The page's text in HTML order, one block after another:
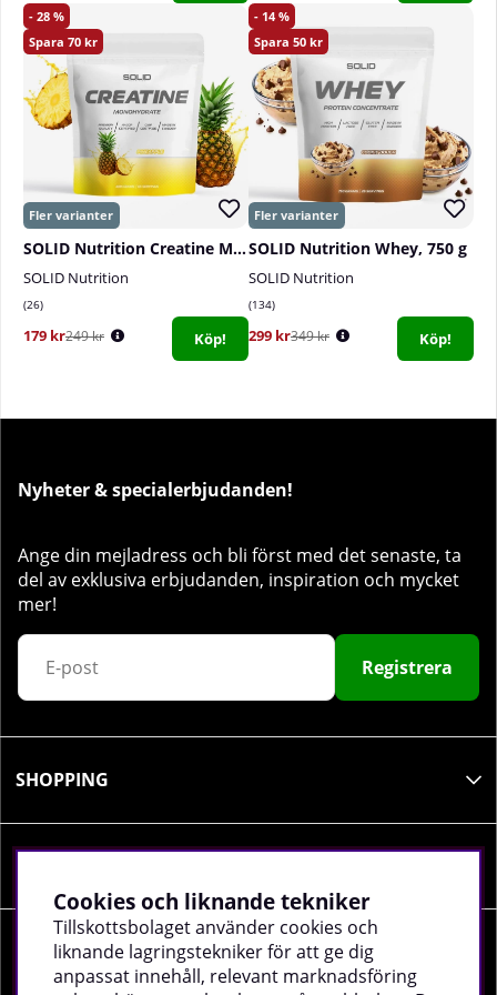
28
70
SOLID Nutrition Creatine Monohydrate, 400 g
SOLID Nutrition
26
179 kr249 kr Köp!
14
50
SOLID Nutrition Whey, 750 g
SOLID Nutrition
134
299 kr349 kr Köp!
Nyheter & specialerbjudanden!
Ange din mejladress och bli först med det senaste, ta
del av exklusiva erbjudanden, inspiration och mycket
mer!
Registrera
SHOPPING
SOCIALA MEDIER
Cookies och liknande tekniker
Tillskottsbolaget använder cookies och
liknande lagringstekniker för att ge dig
anpassat innehåll, relevant marknadsföring